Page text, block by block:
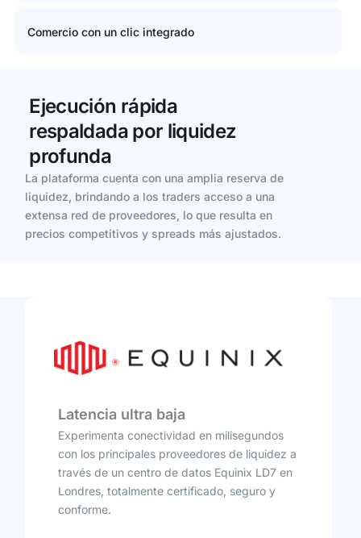
Comercio con un clic integrado
Ejecución rápida
respaldada por liquidez
profunda
La plataforma cuenta con una amplia reserva de
liquidez, brindando a los traders acceso a una
extensa red de proveedores, lo que resulta en
precios competitivos y spreads más ajustados.
Latencia ultra baja
Experimenta conectividad en milisegundos
con los principales proveedores de liquidez a
través de un centro de datos Equinix LD7 en
Londres, totalmente certificado, seguro y
conforme.